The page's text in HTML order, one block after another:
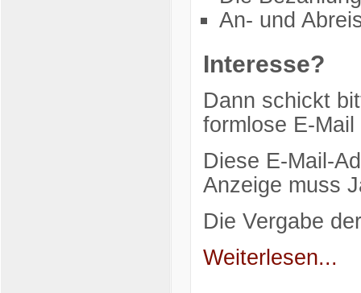
An- und
Interesse?
Dann schickt
formlose E-Mail
Diese E-Mail-
Anzeige muss
Die Vergabe
Weiterlesen...